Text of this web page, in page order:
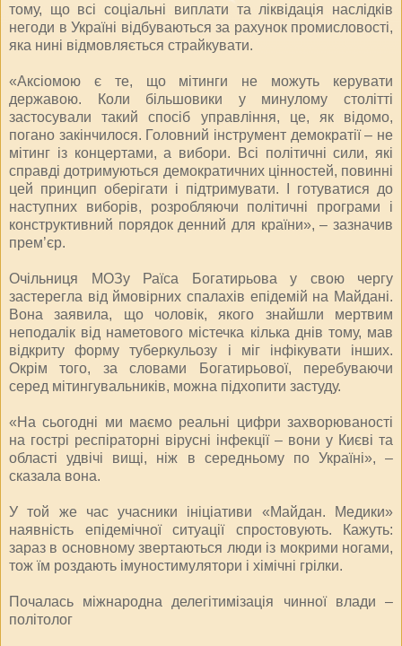
тому, що всі соціальні виплати та ліквідація наслідків
негоди в Україні відбуваються за рахунок промисловості,
яка нині відмовляється страйкувати.
«Аксіомою є те, що мітинги не можуть керувати
державою. Коли більшовики у минулому столітті
застосували такий спосіб управління, це, як відомо,
погано закінчилося. Головний інструмент демократії – не
мітинг із концертами, а вибори. Всі політичні сили, які
справді дотримуються демократичних цінностей, повинні
цей принцип оберігати і підтримувати. І готуватися до
наступних виборів, розробляючи політичні програми і
конструктивний порядок денний для країни», – зазначив
прем’єр.
Очільниця МОЗу Раїса Богатирьова у свою чергу
застерегла від ймовірних спалахів епідемій на Майдані.
Вона заявила, що чоловік, якого знайшли мертвим
неподалік від наметового містечка кілька днів тому, мав
відкриту форму туберкульозу і міг інфікувати інших.
Окрім того, за словами Богатирьової, перебуваючи
серед мітингувальників, можна підхопити застуду.
«На сьогодні ми маємо реальні цифри захворюваності
на гострі респіраторні вірусні інфекції – вони у Києві та
області удвічі вищі, ніж в середньому по Україні», –
сказала вона.
У той же час учасники ініціативи «Майдан. Медики»
наявність епідемічної ситуації спростовують. Кажуть:
зараз в основному звертаються люди із мокрими ногами,
тож їм роздають імуностимулятори і хімічні грілки.
Почалась міжнародна делегітимізація чинної влади –
політолог